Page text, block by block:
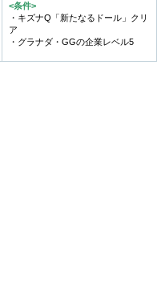
<条件>
・キズナQ「新たなるドール」クリ
ア
・グラナダ・GGの企業レベル5